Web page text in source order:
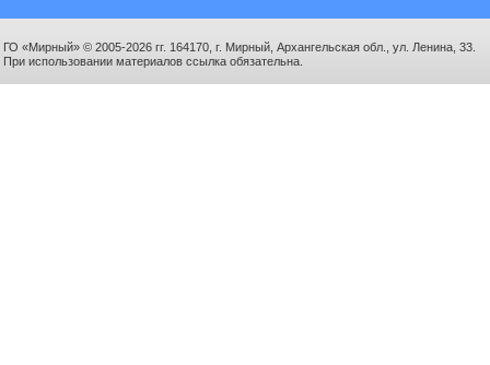
ГО «Мирный» © 2005-2026 гг. 164170, г. Мирный, Архангельская обл., ул. Ленина, 33.
При использовании материалов ссылка обязательна.